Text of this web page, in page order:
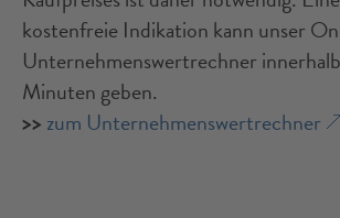
kostenfreie Indikation kann unser
Unternehmenswertrechner
Minuten geben.
>> zum Unternehmenswertrechner